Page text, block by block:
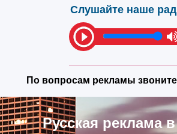
Слушайте наше
По вопросам рекламы
Русская реклама